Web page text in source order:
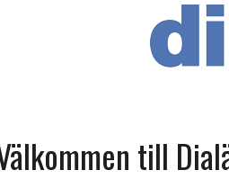
njurforskningen!
får anslag från IngaBritt och
8,1 miljoner kronor fördelat…
njurmedicin i Linköping
till